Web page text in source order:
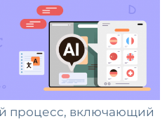
процесс, включающий